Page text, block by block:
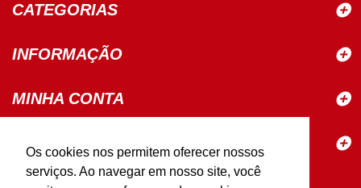
Os cookies nos permitem oferecer nossos
serviços. Ao navegar em nosso site, você
CATEGORIAS
INFORMAÇÃO
MINHA CONTA
ELETROSINA MATERIAIS PARA
CONSTRUÇÃO